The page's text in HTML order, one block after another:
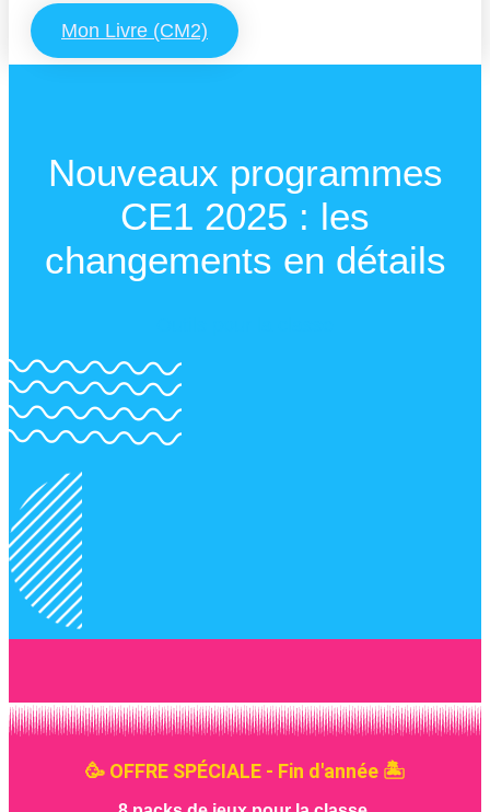
Mon Livre (CM2)
Nouveaux programmes
CE1 2025 : les
changements en détails
🥳 OFFRE SPÉCIALE - Fin d'année 🏝️